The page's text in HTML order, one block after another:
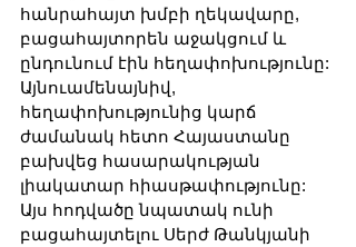
հանրահայտ խմբի ղեկավարը,
բացահայտորեն աջակցում և
ընդունում էին հեղափոխությունը:
Այնուամենայնիվ,
հեղափոխությունից կարճ
ժամանակ հետո Հայաստանը
բախվեց հասարակության
լիակատար հիասթափությունը:
Այս հոդվածը նպատակ ունի
բացահայտելու Սերժ Թանկյանի